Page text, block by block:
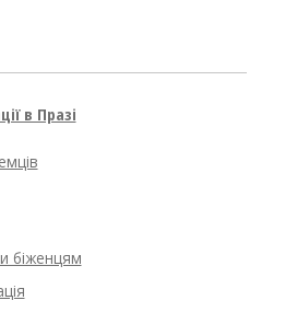
в Празі
біженцям